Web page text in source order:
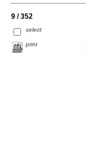
9 / 352
select
print